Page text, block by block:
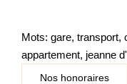
Mots: gare, transport,
appartement, jeanne
Nos honoraires